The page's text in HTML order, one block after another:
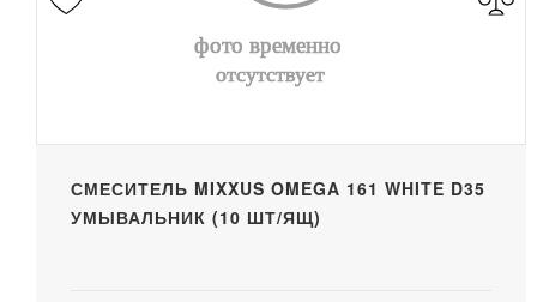
СМЕСИТЕЛЬ MIXXUS OMEGA 161 WHITE D35
УМЫВАЛЬНИК (10 ШТ/ЯЩ)